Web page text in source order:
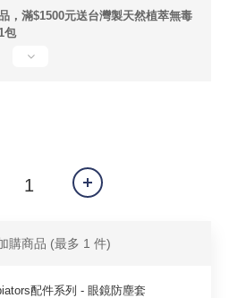
，滿$1500元送台灣製天然植萃無毒
包
購商品 (最多 1 件)
配件系列 - 眼鏡防塵套